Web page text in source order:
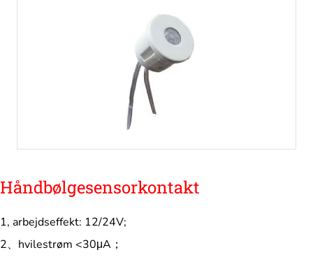
Håndbølgesensorkontakt
1, arbejdseffekt: 12/24V;
2、hvilestrøm <30μA；